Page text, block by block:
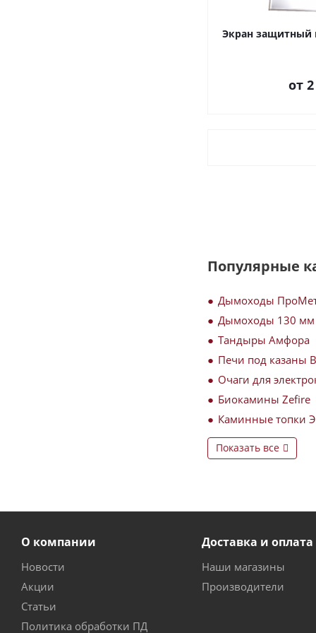
Экран защитный
от
Популярные
Дымоходы
Дымоходы 130 мм
Тандыры Амфора
Печи под казаны
Очаги для
Биокамины Zefire
Каминные топки
Показать все
О компании
Новости
Акции
Статьи
Политика обработки ПД
Доставка и оплата
Наши магазины
Производители